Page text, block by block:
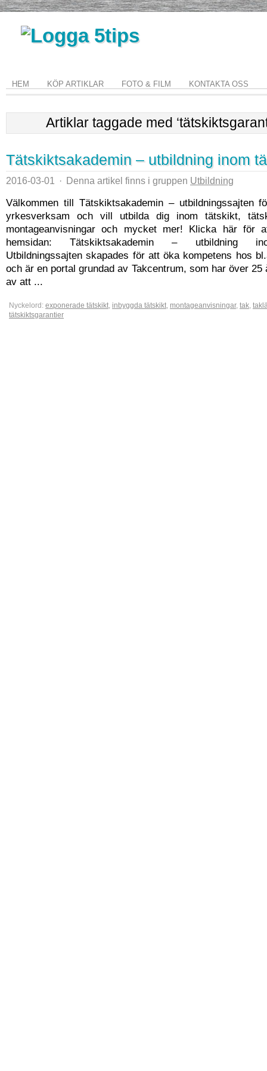
HEM KÖP ARTIKLAR FOTO & FILM KONTAKTA OSS
Artiklar taggade med
Tätskiktsakademin – utbildning inom
2016-03-01 · Denna artikel finns i gruppen Utbildning
Välkommen till Tätskiktsakademin – utbildningssajten
yrkesverksam och vill utbilda dig inom tätskikt,
montageanvisningar och mycket mer! Klicka här för
hemsidan: Tätskiktsakademin – utbildning
Utbildningssajten skapades för att öka kompetens hos
och är en portal grundad av Takcentrum, som har över 25
av att ...
Nyckelord: exponerade tätskikt, inbyggda tätskikt, montageanvisningar, tak,
tätskiktsgarantier